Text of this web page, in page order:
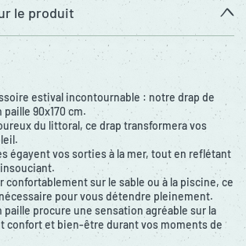
le produit
estival incontournable : notre drap de
90x170 cm.
du littoral, ce drap transformera vos
égayent vos sorties à la mer, tout en reflétant
confortablement sur le sable ou à la piscine, ce
pour vous détendre pleinement.
paille procure une sensation agréable sur la
confort et bien-être durant vos moments de